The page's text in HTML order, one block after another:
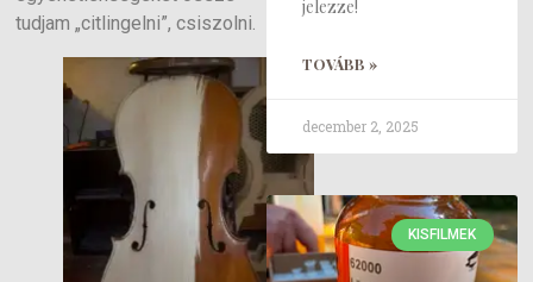
tudjam „citlingelni”, csiszolni.
jelezze!
TOVÁBB »
december 2, 2025
KISFILMEK